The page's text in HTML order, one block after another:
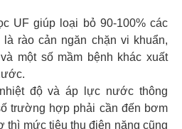
UF giúp loại bỏ 90-100% các
rào cản ngăn chặn vi khuẩn,
một số mầm bệnh khác xuất
độ và áp lực nước thông
trường hợp phải cần đến bơm
thì mức tiêu thụ điện năng cũng